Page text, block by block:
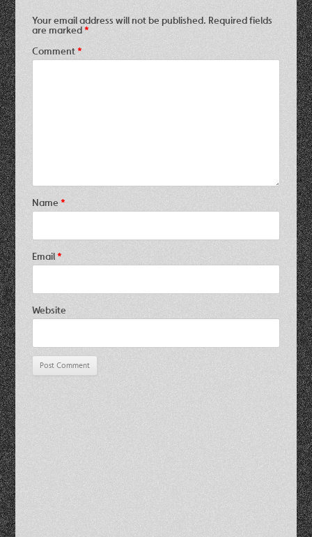
Your email address will not be published. Required fields
are marked*
Comment*
Name*
Email*
Website